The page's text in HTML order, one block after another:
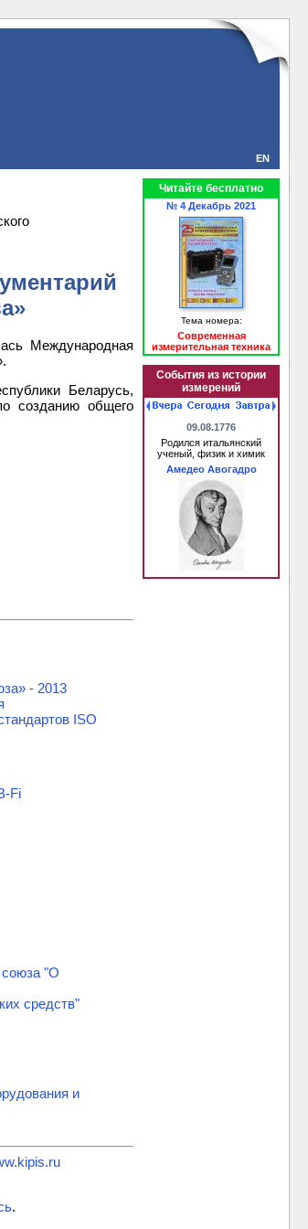
EN
Международная
Беларусь,
созданию общего
- 2013
ISO
Fi
союза "О
средств"
и
.
Читайте бесплатно
№ 4 Декабрь 2021
Тема номера:
Современная
измерительная техника
События из истории
измерений
09.08.1776
Родился итальянский
ученый, физик и химик
Амедео Авогадро